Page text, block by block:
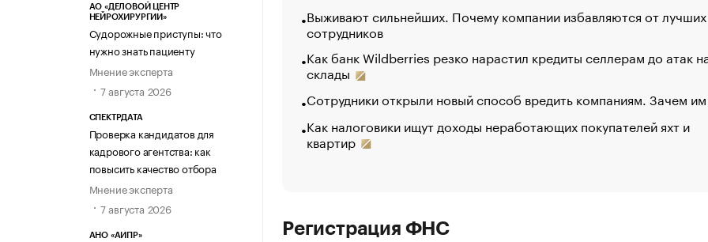
АО «ДЕЛОВОЙ ЦЕНТР
НЕЙРОХИРУРГИИ»
Судорожные приступы: что
нужно знать пациенту
Мнение эксперта
7 августа 2026
СПЕКТРДАТА
Проверка кандидатов для
кадрового агентства: как
повысить качество отбора
Мнение эксперта
7 августа 2026
АНО «АИПР»
Выживают сильнейших. Почему компании избавляются от лучших
сотрудников
Как банк Wildberries резко нарастил кредиты селлерам до атак
склады
Сотрудники открыли новый способ вредить компаниям. Зачем
Как налоговики ищут доходы неработающих покупателей яхт и
квартир
Регистрация ФНС